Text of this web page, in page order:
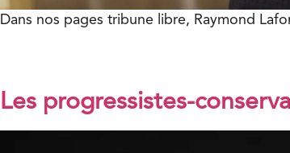
Dans nos pages tribune libre, Raymond
Les progressistes-